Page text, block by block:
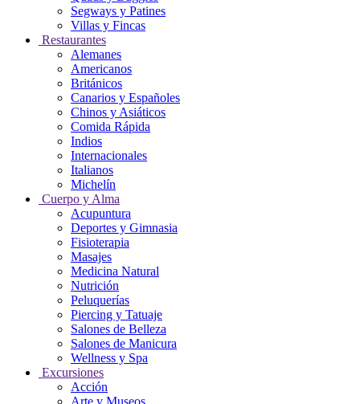
Segways y Patines
Villas y Fincas
Restaurantes
Alemanes
Americanos
Británicos
Canarios y Españoles
Chinos y Asiáticos
Comida Rápida
Indios
Internacionales
Italianos
Michelín
Cuerpo y Alma
Acupuntura
Deportes y Gimnasia
Fisioterapia
Masajes
Medicina Natural
Nutrición
Peluquerías
Piercing y Tatuaje
Salones de Belleza
Salones de Manicura
Wellness y Spa
Excursiones
Acción
Arte y Museos